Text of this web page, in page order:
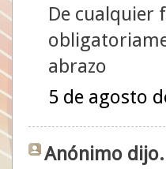
De cualquier
abrazo
5 de agosto
Anónimo